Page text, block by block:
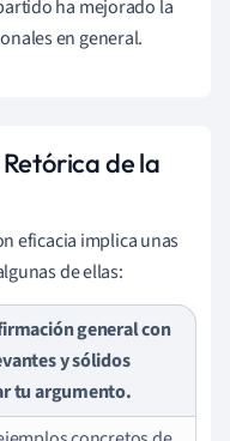
ha mejorado la
en general.
de la
eficacia implica unas
de ellas:
general con
y sólidos
tu argumento.